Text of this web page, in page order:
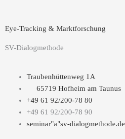
Eye-Tracking & Marktforschung
SV-Dialogmethode
Traubenhüttenweg 1A
65719 Hofheim am Taunus
+49 61 92/200-78 80
+49 61 92/200-78 90
seminar"a"sv-dialogmethode.de